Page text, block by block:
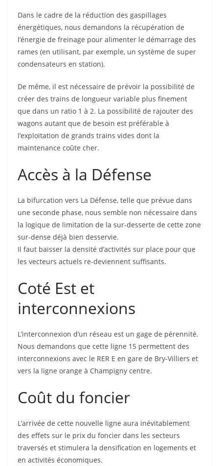
Dans le cadre de la réduction des gaspillages
énergétiques, nous demandons la récupération de
l’énergie de freinage pour alimenter le démarrage des
rames (en utilisant, par exemple, un système de super
condensateurs en station).
De même, il est nécessaire de prévoir la possibilité de
créer des trains de longueur variable plus finement
que dans un ratio 1 à 2. La possibilité de rajouter des
wagons autant que de besoin est préférable à
l’exploitation de grands trains vides dont la
maintenance coûte cher.
Accès à la Défense
La bifurcation vers La Défense, telle que prévue dans
une seconde phase, nous semble non nécessaire dans
la logique de limitation de la sur-desserte de cette zone
sur-dense déjà bien desservie.
Il faut baisser la densité d’activités sur place pour que
les vecteurs actuels re-deviennent suffisants.
Coté Est et
interconnexions
L’interconnexion d’un réseau est un gage de pérennité.
Nous demandons que cette ligne 15 permettent des
interconnexions avec le RER E en gare de Bry-Villiers et
vers la ligne orange à Champigny centre.
Coût du foncier
L’arrivée de cette nouvelle ligne aura inévitablement
des effets sur le prix du foncier dans les secteurs
traversés et stimulera la densification en logements et
en activités économiques.